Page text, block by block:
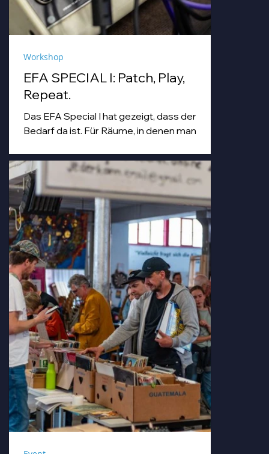
EFA SPECIAL I: Patch, Play,
Repeat.
Das EFA Special I hat gezeigt, dass der
Bedarf da ist. Für Räume, in denen man
Workshop, Begegnung und Musik unter
einem Dach zusammenbringen.
Workshop